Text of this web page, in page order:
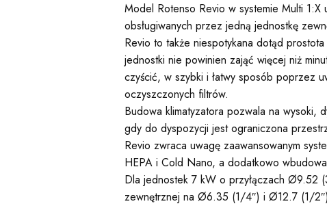
Model Rotenso Revio w systemie Multi 1:X
obsługiwanych przez jedną jednostkę
Revio to także niespotykana dotąd
jednostki nie powinien zająć więcej niż
czyścić, w szybki i łatwy sposób poprzez
oczyszczonych filtrów.
Budowa klimatyzatora pozwala na wysoki,
gdy do dyspozycji jest ograniczona
Revio zwraca uwagę zaawansowanym
HEPA i Cold Nano, a dodatkowo
Dla jednostek 7 kW o przyłączach Ø9.52
zewnętrznej na Ø6.35 (1/4″) i Ø12.7 (1/